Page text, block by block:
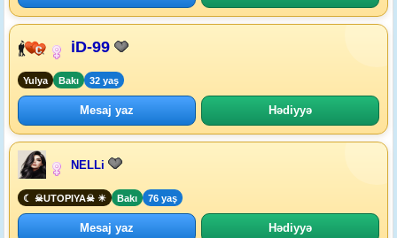
iD-99
Yulya Bakı 32 yaş
Mesaj yaz Hədiyyə
NELLi
☾︎ ☠︎︎UTOPIYA☠︎︎ ☀︎︎ Bakı 76 yaş
Mesaj yaz Hədiyyə